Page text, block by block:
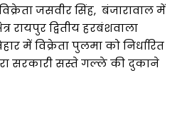
जसवीर सिंह, बंजारावाल में
रायपुर द्वितीय हरबंशवाला
में विक्रेता पुलमा को निर्धारित
सरकारी सस्ते गल्ले की दुकाने